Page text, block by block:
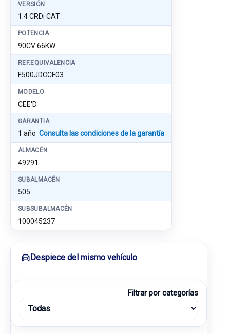
VERSIÓN
1.4 CRDi CAT
POTENCIA
90CV 66KW
REF.EQUIVALENCIA
F500JDCCF03
MODELO
CEE'D
GARANTIA
1 año Consulta las condiciones de la garantía
ALMACÉN
49291
SUBALMACÉN
505
SUBSUBALMACÉN
100045237
Despiece del mismo vehículo
Filtrar por categorías